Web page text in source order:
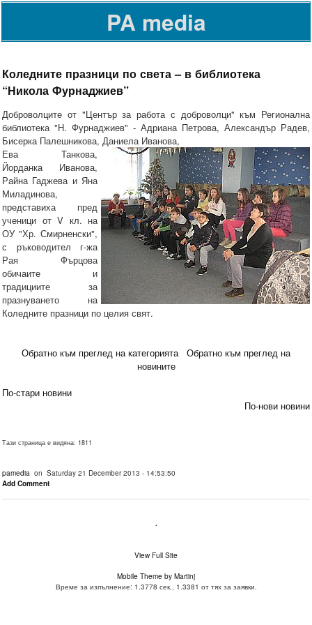
PA media
Коледните празници по света – в библиотека
“Никола Фурнаджиев”
Доброволците от "Център за работа с доброволци" към Регионална
библиотека "Н. Фурнаджиев" - Адриана Петрова, Александър Радев,
Бисерка Палешникова, Даниела Иванова,
Ева Танкова,
Йорданка Иванова,
Райна Гаджева и Яна
Миладинова,
представиха пред
ученици от V кл. на
ОУ "Хр. Смирненски",
с ръководител г-жа
Рая Фърцова
обичаите и
традициите за
празнуването на
Коледните празници по целия свят.
Обратно към преглед на категорията
Обратно към преглед на
новините
По-стари новини
По-нови новини
Тази страница е видяна: 1811
pamedia on Saturday 21 December 2013 - 14:53:50
Add Comment
.
View Full Site
Mobile Theme by Martinj
Време за изпълнение: 1.3778 сек., 1.3381 от тях за заявки.